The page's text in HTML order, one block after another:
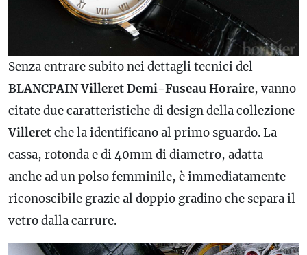
Senza entrare subito nei dettagli tecnici del
BLANCPAIN Villeret Demi-Fuseau Horaire, vanno
citate due caratteristiche di design della collezione
Villeretche la identificano al primo sguardo. La
cassa, rotonda e di 40mm di diametro, adatta
anche ad un polso femminile, è immediatamente
riconoscibile grazie al doppio gradino che separa il
vetro dalla carrure.